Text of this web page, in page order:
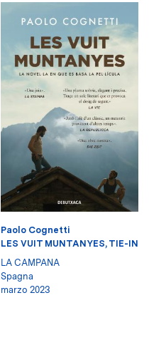
Paolo Cognetti
LES VUIT MUNTANYES, TIE-IN
LA CAMPANA
Spagna
marzo 2023